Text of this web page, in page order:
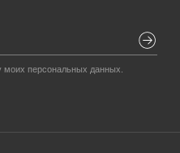
моих персональных данных.